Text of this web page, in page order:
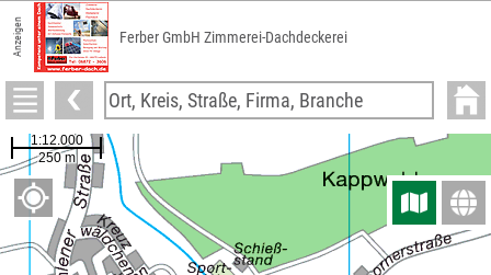
Anzeigen Ferber GmbH Zimmerei-Dachdeckerei